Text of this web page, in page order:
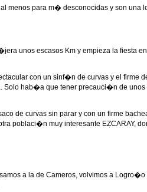
menos para m� desconocidas y son
unos escasos Km y empieza la fiesta
con un sinf�n de curvas y el firme
hab�a que tener precauci�n de
de curvas sin parar y con un firme
poblaci�n muy interesante EZCARAY,
a la de Cameros, volvimos a